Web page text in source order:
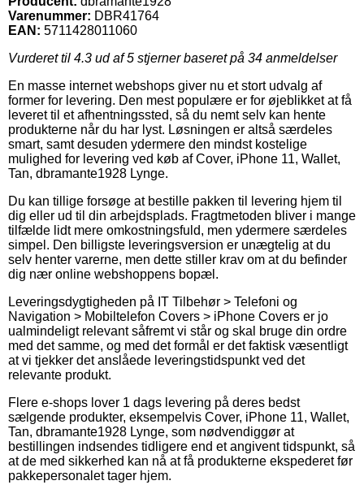
Varenummer: DBR41764
EAN: 5711428011060
Vurderet til 4.3 ud af 5 stjerner baseret på 34 anmeldelser
En masse internet webshops giver nu et stort udvalg af
former for levering. Den mest populære er for øjeblikket at få
leveret til et afhentningssted, så du nemt selv kan hente
produkterne når du har lyst. Løsningen er altså særdeles
smart, samt desuden ydermere den mindst kostelige
mulighed for levering ved køb af Cover, iPhone 11, Wallet,
Tan, dbramante1928 Lynge.
Du kan tillige forsøge at bestille pakken til levering hjem til
dig eller ud til din arbejdsplads. Fragtmetoden bliver i mange
tilfælde lidt mere omkostningsfuld, men ydermere særdeles
simpel. Den billigste leveringsversion er unægtelig at du
selv henter varerne, men dette stiller krav om at du befinder
dig nær online webshoppens bopæl.
Leveringsdygtigheden på IT Tilbehør > Telefoni og
Navigation > Mobiltelefon Covers > iPhone Covers er jo
ualmindeligt relevant såfremt vi står og skal bruge din ordre
med det samme, og med det formål er det faktisk væsentligt
at vi tjekker det anslåede leveringstidspunkt ved det
relevante produkt.
Flere e-shops lover 1 dags levering på deres bedst
sælgende produkter, eksempelvis Cover, iPhone 11, Wallet,
Tan, dbramante1928 Lynge, som nødvendiggør at
bestillingen indsendes tidligere end et angivent tidspunkt, så
at de med sikkerhed kan nå at få produkterne ekspederet før
pakkepersonalet tager hjem.